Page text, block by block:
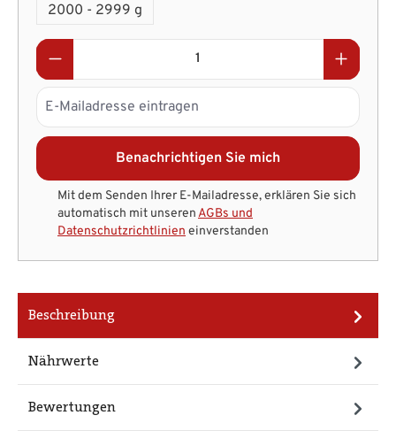
2000 - 2999 g
Benachrichtigen Sie mich
Mit dem Senden Ihrer E-Mailadresse, erklären Sie sich
automatisch mit unserenAGBs und
Datenschutzrichtlinien einverstanden
Beschreibung
Nährwerte
Bewertungen